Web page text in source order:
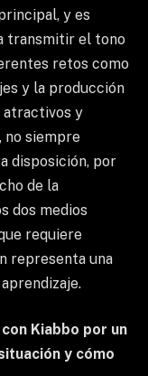
y es
transmitir el tono
retos como
y la producción
atractivos y
no siempre
disposición, por
de la
dos medios
requiere
representa una
Kiabbo por un
y cómo